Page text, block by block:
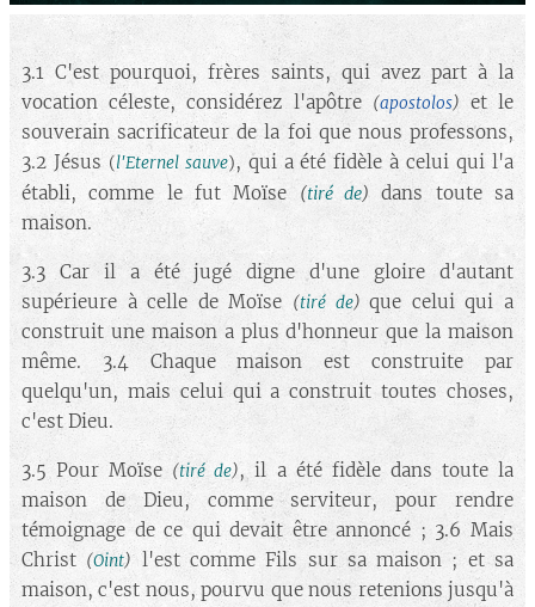
3.1 C'est pourquoi, frères saints, qui avez part à la
vocation céleste, considérez l'apôtre (apostolos) et le
souverain sacrificateur de la foi que nous professons,
3.2 Jésus (l'Eternel sauve), qui a été fidèle à celui qui l'a
établi, comme le fut Moïse
(tiré de)
dans toute sa
maison.
3.3 Car il a été jugé digne d'une gloire d'autant
supérieure à celle de Moïse (tiré de)que celui qui a
construit une maison a plus d'honneur que la maison
même. 3.4 Chaque maison est construite par
quelqu'un, mais celui qui a construit toutes choses,
c'est Dieu.
3.5 Pour Moïse (tiré de), il a été fidèle dans toute la
maison de Dieu, comme serviteur, pour rendre
témoignage de ce qui devait être annoncé ; 3.6 Mais
Christ (Oint)l'est comme Fils sur sa maison ; et sa
maison, c'est nous, pourvu que nous retenions jusqu'à